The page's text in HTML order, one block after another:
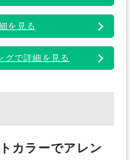
を見る
グで詳細を見る
カラーでアレン